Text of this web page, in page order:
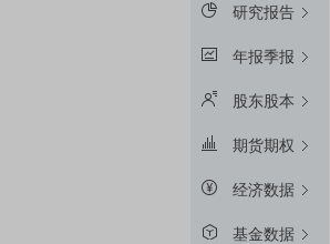
研究报告
年报季报
股东股本
期货期权
经济数据
基金数据